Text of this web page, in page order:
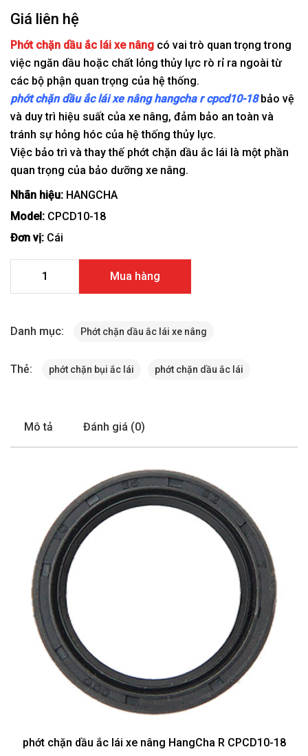
Giá liên hệ
Phớt chặn dầu ắc lái xe nâng có vai trò quan trọng trong
việc ngăn dầu hoặc chất lỏng thủy lực rò rỉ ra ngoài từ
các bộ phận quan trọng của hệ thống.
phớt chặn dầu ắc lái xe nâng hangcha r cpcd10-18bảo vệ
và duy trì hiệu suất của xe nâng, đảm bảo an toàn và
tránh sự hỏng hóc của hệ thống thủy lực.
Việc bảo trì và thay thế phớt chặn dầu ắc lái là một phần
quan trọng của bảo dưỡng xe nâng.
Nhãn hiệu: HANGCHA
Model: CPCD10-18
Đơn vị: Cái
Mua hàng
Danh mục: Phớt chặn dầu ắc lái xe nâng
Thẻ: phớt chặn bụi ắc lái phớt chặn dầu ắc lái
Mô tả Đánh giá (0)
phớt chặn dầu ắc lái xe nâng HangCha R CPCD10-18